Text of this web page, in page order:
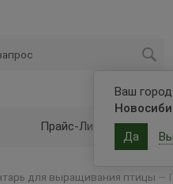
Ваш город
Да
Прайс-Лист
для выращивания птицы —